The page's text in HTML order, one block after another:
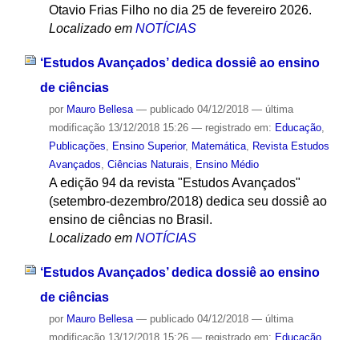
Otavio Frias Filho no dia 25 de fevereiro 2026.
Localizado em NOTÍCIAS
‘Estudos Avançados’ dedica dossiê ao ensino
de ciências
por Mauro Bellesa — publicado04/12/2018 — última
modificação13/12/2018 15:26 — registrado em: Educação,
Publicações, Ensino Superior, Matemática, Revista Estudos
Avançados, Ciências Naturais, Ensino Médio
A edição 94 da revista "Estudos Avançados"
(setembro-dezembro/2018) dedica seu dossiê ao
ensino de ciências no Brasil.
Localizado em NOTÍCIAS
‘Estudos Avançados’ dedica dossiê ao ensino
de ciências
por Mauro Bellesa — publicado04/12/2018 — última
modificação13/12/2018 15:26 — registrado em: Educação,